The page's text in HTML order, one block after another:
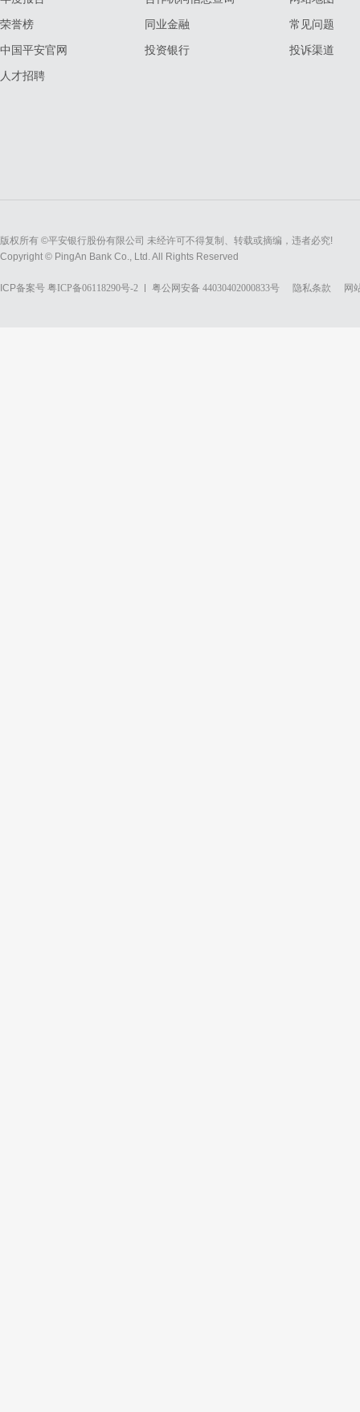
荣誉榜
中国平安官网
人才招聘
同业金融
投资银行
常见问题
投诉渠道
版权所有 ©平安银行股份有限公司 未经许可不得复制、转载或摘编，违者必究!
Copyright © PingAn Bank Co., Ltd. All Rights Reserved
ICP备案号 粤ICP备06118290号-2 粤公网安备 44030402000833号 隐私条款 网